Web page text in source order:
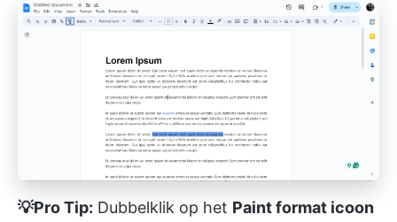
💡Pro Tip: Dubbelklik op het Paint format icoon